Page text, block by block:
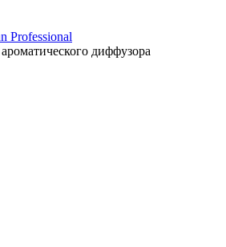
Professional
диффузора